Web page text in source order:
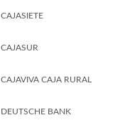
CAJASIETE
CAJASUR
CAJAVIVA CAJA RURAL
DEUTSCHE BANK